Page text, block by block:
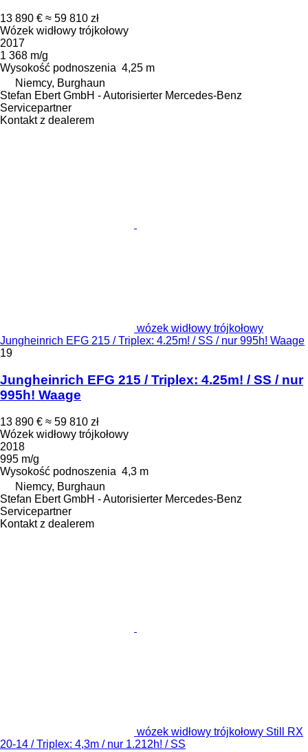
13 890 € ≈ 59 810 zł
Wózek widłowy trójkołowy
2017
1 368 m/g
Wysokość podnoszenia 4,25 m
Niemcy, Burghaun
Stefan Ebert GmbH - Autorisierter Mercedes-Benz
Servicepartner
Kontakt z dealerem
wózek widłowy trójkołowy
Jungheinrich EFG 215 / Triplex: 4.25m! / SS / nur 995h! Waage
19
Jungheinrich EFG 215 / Triplex: 4.25m! / SS / nur
995h! Waage
13 890 € ≈ 59 810 zł
Wózek widłowy trójkołowy
2018
995 m/g
Wysokość podnoszenia 4,3 m
Niemcy, Burghaun
Stefan Ebert GmbH - Autorisierter Mercedes-Benz
Servicepartner
Kontakt z dealerem
wózek widłowy trójkołowy Still RX
20-14 / Triplex: 4,3m / nur 1.212h! / SS